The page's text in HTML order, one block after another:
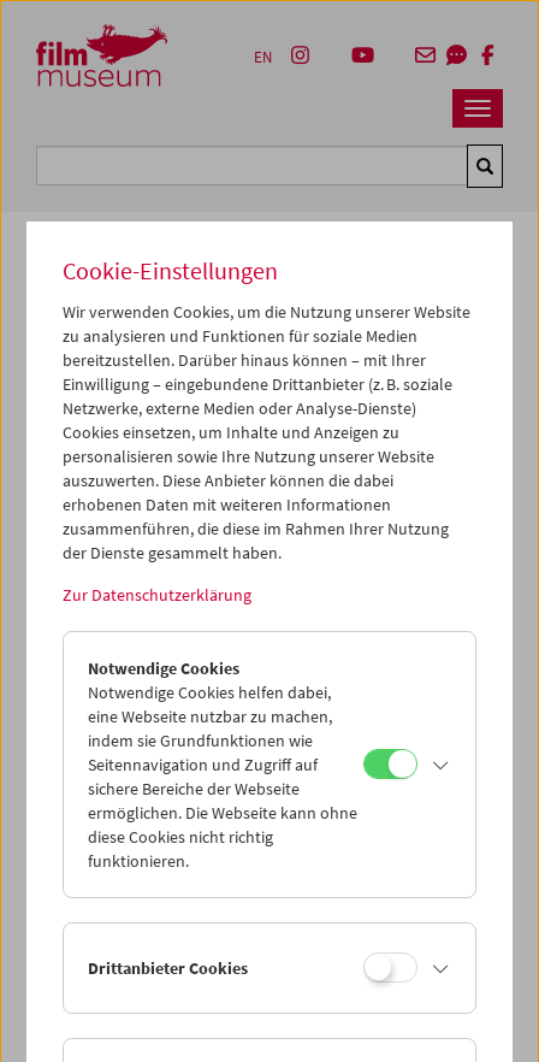
Zum Inhalt
Zum Hauptmenü
Zur Servicenavigation
Zum Suche
Navbar
EN
Kulturerbe digital
Fensterdschungel 1
1994, Super 8, Farbe,4 min
Regie:Gustav Deutsch
Kamera:Gustav Deutsch
Sammlung:Österreichisches Filmmuseum
Dieser Inhalt von 'vimeo' kann aufgrund Ihrer
Datenschutzeinstellungen nicht angezeigt werden.
Gustav Deutsch filmt die Topfpflanzen in seinem
Küchenfenster. Die Kameraführung gleicht der einer
Amateurfilmerin oder eines Amateurfilmers. Die Kamera
übernimmt die Rolle des Auges und folgt den
Verästelungen der Pflanzen entlang der Wuchsrichtung.
(Text: Hanna Schimek/Anna Högner)
<< Zurück zur Übersicht Kulturerbe digital
Share on
Cookie-Einstellungen
Wir verwenden Cookies, um die Nutzung unserer Website
zu analysieren und Funktionen für soziale Medien
bereitzustellen. Darüber hinaus können – mit Ihrer
Einwilligung – eingebundene Drittanbieter (z. B. soziale
Netzwerke, externe Medien oder Analyse-Dienste)
Cookies einsetzen, um Inhalte und Anzeigen zu
personalisieren sowie Ihre Nutzung unserer Website
auszuwerten. Diese Anbieter können die dabei
erhobenen Daten mit weiteren Informationen
zusammenführen, die diese im Rahmen Ihrer Nutzung
der Dienste gesammelt haben.
Zur Datenschutzerklärung
Notwendige Cookies
Notwendige Cookies helfen dabei,
eine Webseite nutzbar zu machen,
indem sie Grundfunktionen wie
Seitennavigation und Zugriff auf
sichere Bereiche der Webseite
ermöglichen. Die Webseite kann ohne
diese Cookies nicht richtig
funktionieren.
Drittanbieter Cookies